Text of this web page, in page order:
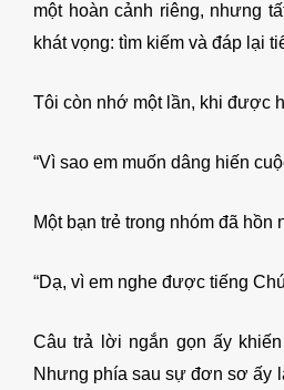
một hoàn cảnh riêng, nhưng
khát vọng: tìm kiếm và đáp lại
Tôi còn nhớ một lần, khi được
“Vì sao em muốn dâng hiến
Một bạn trẻ trong nhóm đã hồn
“Dạ, vì em nghe được tiếng
Câu trả lời ngắn gọn ấy
Nhưng phía sau sự đơn sơ ấy